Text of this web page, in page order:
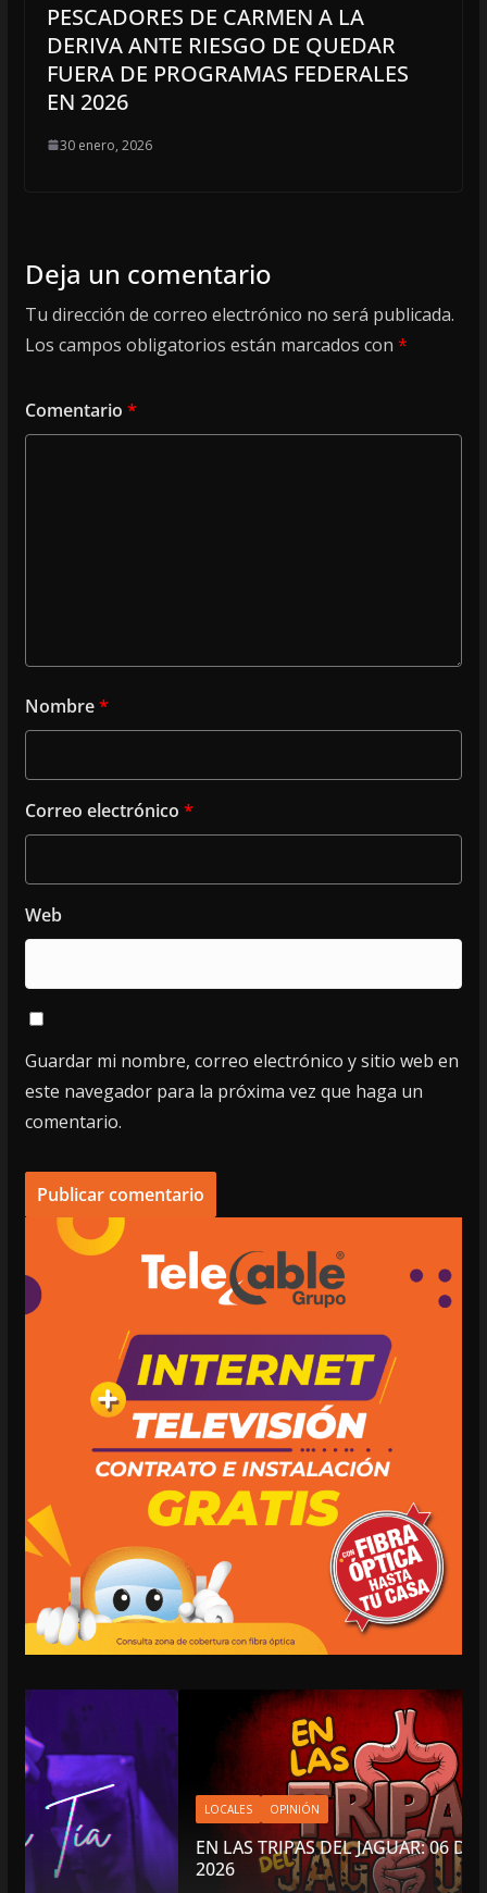
PESCADORES DE CARMEN A LA
DERIVA ANTE RIESGO DE QUEDAR
FUERA DE PROGRAMAS FEDERALES
EN 2026
30 enero, 2026
Deja un comentario
Tu dirección de correo electrónico no será publicada.
Los campos obligatorios están marcados con *
Comentario *
Nombre*
Correo electrónico *
Web
Guardar mi nombre, correo electrónico y sitio web en
este navegador para la próxima vez que haga un
comentario.
LOCALES OPINIÓN
EN LAS TRIPAS DEL JAGUAR: 06 DE AGOSTO DE
2026